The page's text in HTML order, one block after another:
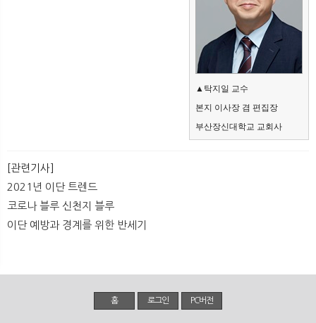
▲탁지일 교수
본지 이사장 겸 편집장
부산장신대학교 교회사
[관련기사]
2021년 이단 트렌드
코로나 블루 신천지 블루
이단 예방과 경계를 위한 반세기
홈 로그인 PC버전